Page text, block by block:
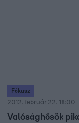
Fókusz
2012. február 22. 18:00
Valósághősök